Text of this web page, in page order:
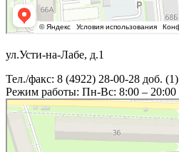
ул.Усти-на-Лабе, д.1
Тел./факс: 8 (4922) 28-00-28 доб. (1)
Режим работы: Пн-Вс: 8:00 – 20:00